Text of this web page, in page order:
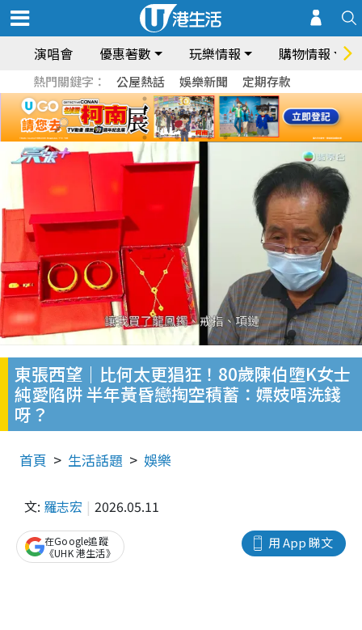
演唱會 優惠著數 玩樂情報 購物情報
熱門關鍵字： 公屋熱話 娛樂新聞 定期存款
東張西望｜比何太更猖狂！80歲陳伯墮K女士
純愛陷阱 半年黃昏戀掏空積蓄：嫖妓唔洗錢
呀？
首頁 生活話題 娛樂
文: 羅志宏 2026.05.11
用 App 睇文
在Google追蹤
《UHK 港生活》